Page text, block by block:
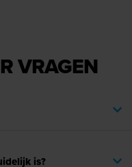
VRAGEN
is?